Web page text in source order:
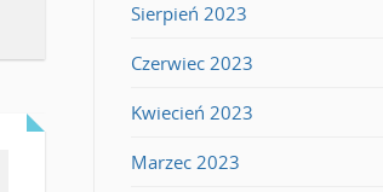
Sierpień 2023
Czerwiec 2023
Kwiecień 2023
Marzec 2023